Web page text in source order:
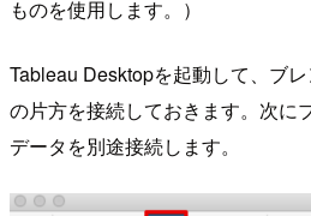
ものを使用します。）
Tableau Desktopを起動して、ブ
の片方を接続しておきます。次に
データを別途接続します。